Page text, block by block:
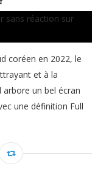
coréen en 2022, le
et à la
un bel écran
une définition Full